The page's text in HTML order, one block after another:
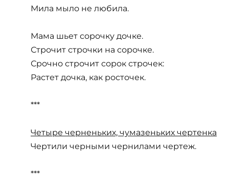
Мила мыло не любила.
Мама шьет сорочку дочке.
Строчит строчки на сорочке.
Срочно строчит сорок строчек:
Растет дочка, как росточек.
***
Четыре черненьких, чумазеньких чертенка
Чертили черными чернилами чертеж.
***